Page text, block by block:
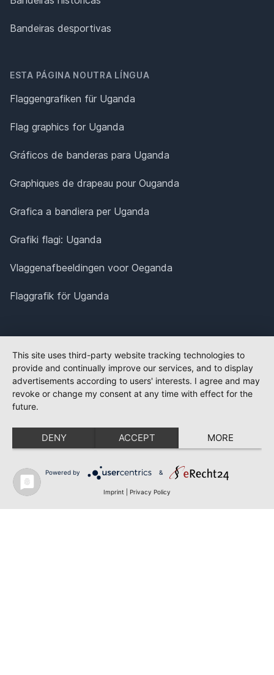
Bandeiras desportivas
ESTA PÁGINA NOUTRA LÍNGUA
Flaggengrafiken für Uganda
Flag graphics for Uganda
Gráficos de banderas para Uganda
Graphiques de drapeau pour Ouganda
Grafica a bandiera per Uganda
Grafiki flagi: Uganda
Vlaggenafbeeldingen voor Oeganda
Flaggrafik för Uganda
This site uses third-party website tracking technologies to
provide and continually improve our services, and to display
advertisements according to users' interests. I agree and may
revoke or change my consent at any time with effect for the
future.
DENY ACCEPT MORE
Powered by &
Imprint Privacy Policy